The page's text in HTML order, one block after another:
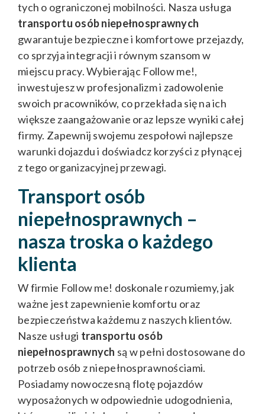
tych o ograniczonej mobilności. Nasza usługa
transportu osób niepełnosprawnych
gwarantuje bezpieczne i komfortowe przejazdy,
co sprzyja integracji i równym szansom w
miejscu pracy. Wybierając Follow me!,
inwestujesz w profesjonalizm i zadowolenie
swoich pracowników, co przekłada się na ich
większe zaangażowanie oraz lepsze wyniki całej
firmy. Zapewnij swojemu zespołowi najlepsze
warunki dojazdu i doświadcz korzyści z płynącej
z tego organizacyjnej przewagi.
Transport osób
niepełnosprawnych –
nasza troska o każdego
klienta
W firmie Follow me! doskonale rozumiemy, jak
ważne jest zapewnienie komfortu oraz
bezpieczeństwa każdemu z naszych klientów.
Nasze usługi transportu osób
niepełnosprawnych są w pełni dostosowane do
potrzeb osób z niepełnosprawnościami.
Posiadamy nowoczesną flotę pojazdów
wyposażonych w odpowiednie udogodnienia,